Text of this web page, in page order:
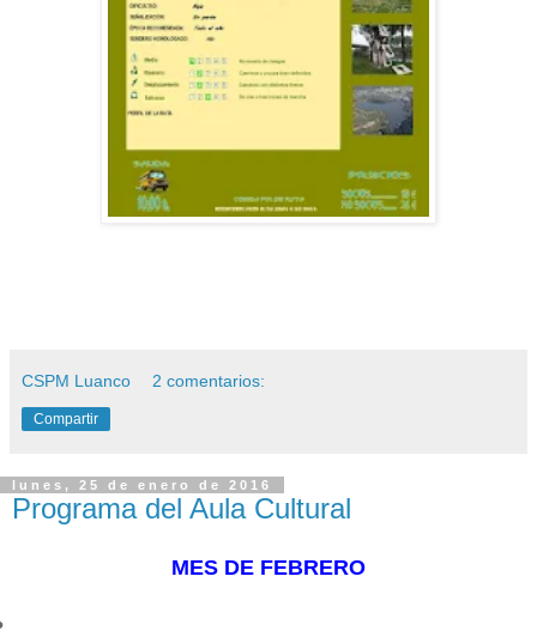
CSPM Luanco 2 comentarios:
Compartir
lunes, 25 de enero de 2016
Programa del Aula Cultural
MES DE FEBRERO